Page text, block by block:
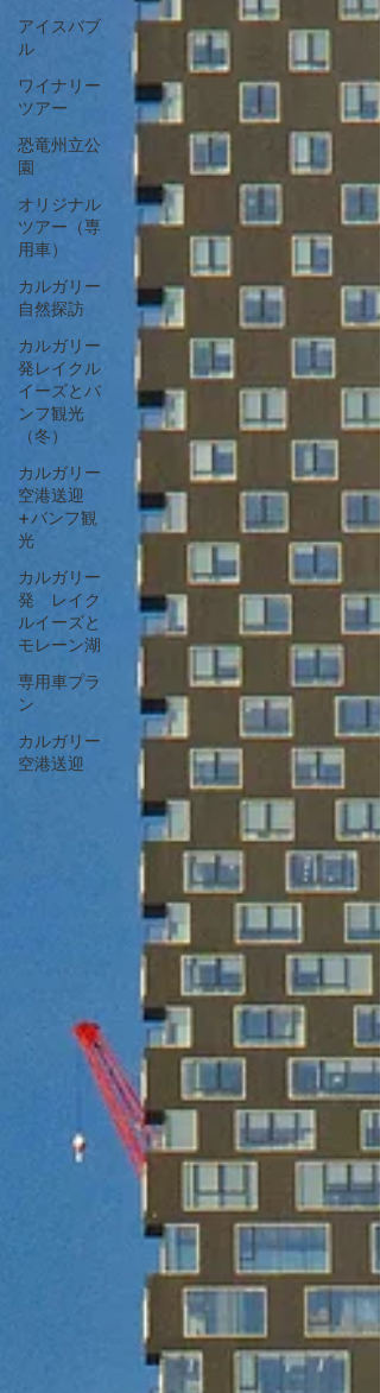
アイスバブ
ル
ワイナリー
ツアー
恐竜州立公
園
オリジナル
ツアー（専
用車）
カルガリー
自然探訪
カルガリー
発レイクル
イーズとバ
ンフ観光
（冬）
カルガリー
空港送迎
+バンフ観
光
カルガリー
発 レイク
ルイーズと
モレーン湖
専用車プラ
ン
カルガリー
空港送迎